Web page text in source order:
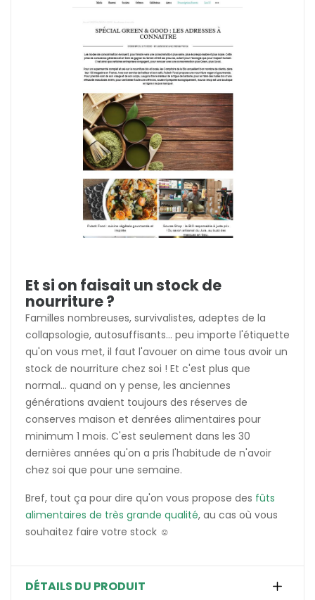
Et si on faisait un stock de
nourriture ?
Familles nombreuses, survivalistes, adeptes de la
collapsologie, autosuffisants... peu importe l'étiquette
qu'on vous met, il faut l'avouer on aime tous avoir un
stock de nourriture chez soi ! Et c'est plus que
normal... quand on y pense, les anciennes
générations avaient toujours des réserves de
conserves maison et denrées alimentaires pour
minimum 1 mois. C'est seulement dans les 30
dernières années qu'on a pris l'habitude de n'avoir
chez soi que pour une semaine.
Bref, tout ça pour dire qu'on vous propose des fûts
alimentaires de très grande qualité, au cas où vous
souhaitez faire votre stock ☺️
DÉTAILS DU PRODUIT